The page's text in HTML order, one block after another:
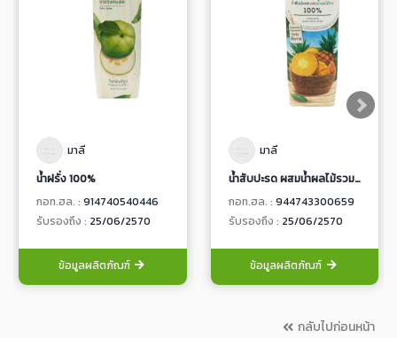
มาลี
น้ำฝรั่ง 100%
กอท.ฮล. : 914740540446
รับรองถึง : 25/06/2570
ข้อมูลผลิตภัณฑ์
มาลี
น้ำสับปะรด ผสมน้ำผลไม้รวม 100% (แอปเปิ้ล,ส้ม,มะม่วง) จากน้ำผลไม้เข้มข้น
กอท.ฮล. : 944743300659
รับรองถึง : 25/06/2570
ข้อมูลผลิตภัณฑ์
กลับไปก่อนหน้า